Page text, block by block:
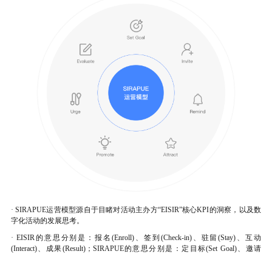
· SIRAPUE运营模型源自于目睹对活动主办方“EISIR”核心KPI的洞察，以及数
字化活动的发展思考。
· EISIR的意思分别是：报名(Enroll)、签到(Check-in)、驻留(Stay) 、互动
(Interact)、成果(Result)；SIRAPUE的意思分别是：定目标(Set Goal)、邀请